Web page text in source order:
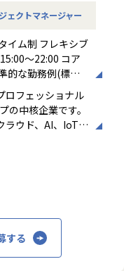
頂きます。
エンドユーザーと
験に基づくスキル
。
立場であり、要件
動を命じることが
ェクトマネージャー
イム制 フレキシブ
～22:00 コア
的な勤務例(標準
アタイムあり）
平均19時間）
ロフェッショナル
の中核企業です。
ラウド、AI、IoTを
ています。
ており、30年以
、高度な分析ノ
する